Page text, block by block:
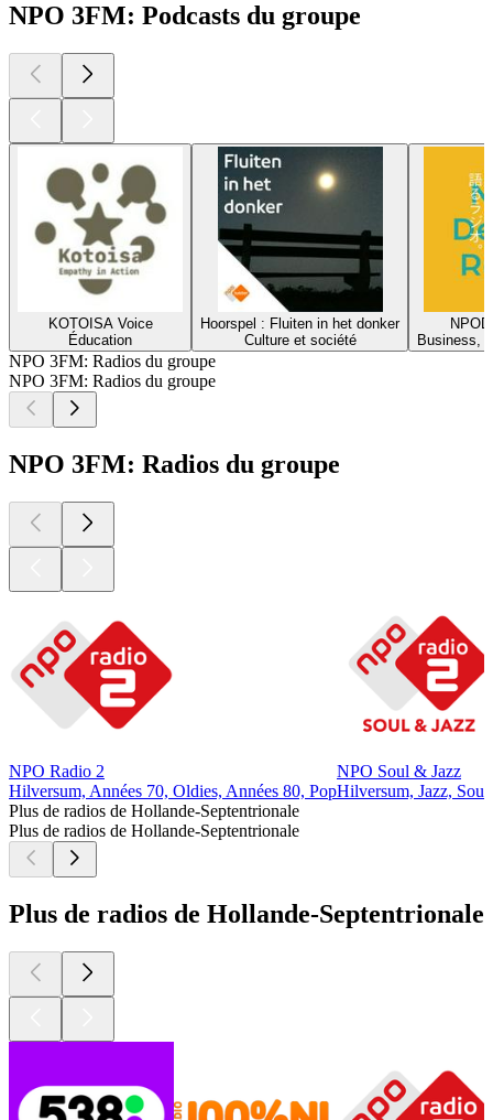
NPO 3FM: Podcasts du groupe
KOTOISA Voice
Éducation
Hoorspel : Fluiten in het donker
Culture et société
Business,
NPO 3FM: Radios du groupe
NPO 3FM: Radios du groupe
NPO 3FM: Radios du groupe
NPO Radio 2
Hilversum, Années 70, Oldies, Années 80, Pop
NPO Soul & Jazz
Hilversum, Jazz, Soul
Plus de radios de Hollande-Septentrionale
Plus de radios de Hollande-Septentrionale
Plus de radios de Hollande-Septentrionale